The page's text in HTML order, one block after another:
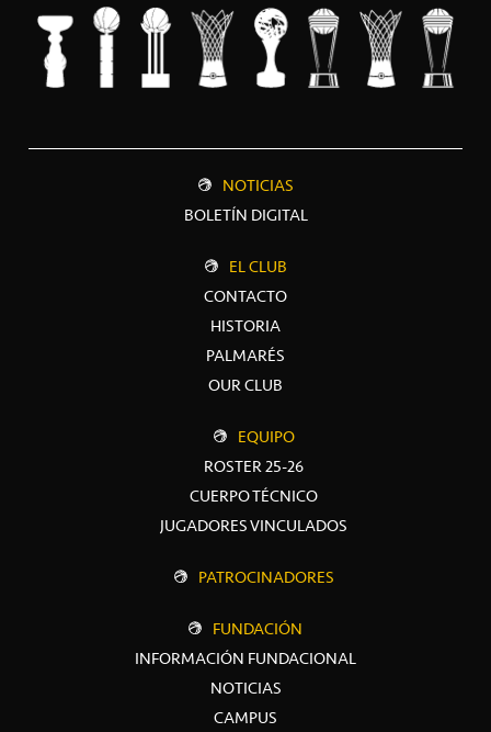
NOTICIAS
BOLETÍN DIGITAL
EL CLUB
CONTACTO
HISTORIA
PALMARÉS
OUR CLUB
EQUIPO
ROSTER 25-26
CUERPO TÉCNICO
JUGADORES VINCULADOS
PATROCINADORES
FUNDACIÓN
INFORMACIÓN FUNDACIONAL
NOTICIAS
CAMPUS